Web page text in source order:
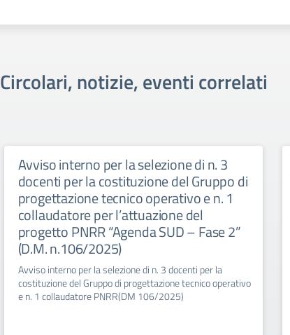
Circolari, notizie, eventi correlati
Avviso interno per la selezione di n. 3
docenti per la costituzione del Gruppo di
progettazione tecnico operativo e n. 1
collaudatore per l’attuazione del
progetto PNRR “Agenda SUD – Fase 2”
(D.M. n.106/2025)
Avviso interno per la selezione di n. 3 docenti per la
costituzione del Gruppo di progettazione tecnico operativo
e n. 1 collaudatore PNRR(DM 106/2025)